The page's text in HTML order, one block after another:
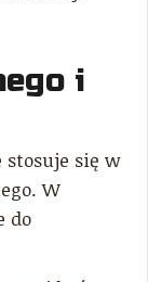
i
się w
W
do